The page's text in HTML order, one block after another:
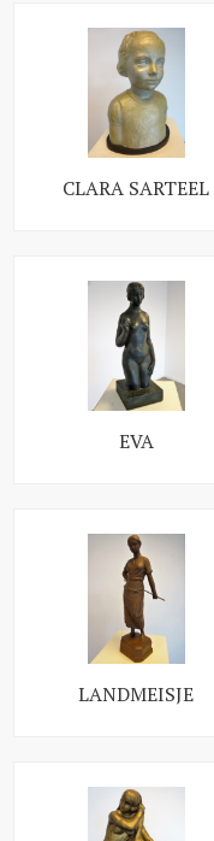
CLARA SARTEEL
EVA
LANDMEISJE